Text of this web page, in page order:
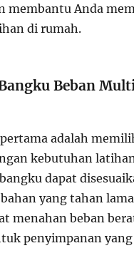
membantu Anda
di rumah.
Beban
adalah
kebutuhan
dapat
yang tahan
menahan beban
penyimpanan